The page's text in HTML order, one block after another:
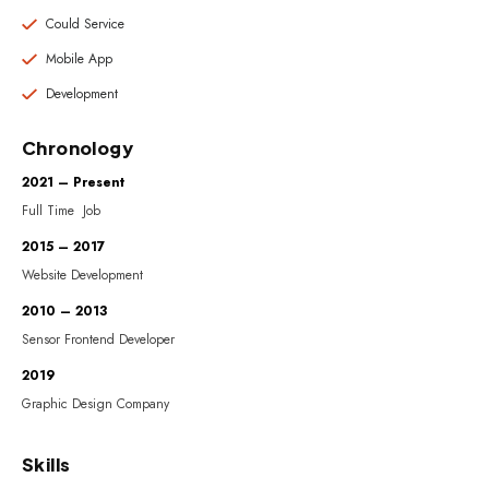
Could Service
Mobile App
Development
Chronology
2021 – Present
Full Time Job
2015 – 2017
Website Development
2010 – 2013
Sensor Frontend Developer
2019
Graphic Design Company
Skills